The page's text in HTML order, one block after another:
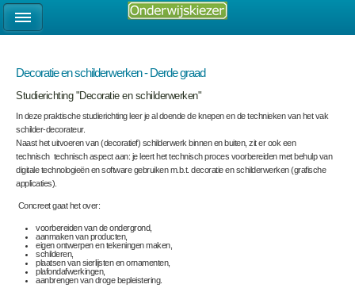
Decoratie en schilderwerken - Derde graad
Studierichting "Decoratie en schilderwerken"
In deze praktische studierichting leer je al doende de knepen en de technieken van het vak
schilder-decorateur.
Naast het uitvoeren van (decoratief) schilderwerk binnen en buiten, zit er ook een
technisch technisch aspect aan: je leert het technisch proces voorbereiden met behulp van
digitale technologieën en software gebruiken m.b.t. decoratie en schilderwerken (grafische
applicaties).
Concreet gaat het over:
voorbereiden van de ondergrond,
aanmaken van producten,
eigen ontwerpen en tekeningen maken,
schilderen,
plaatsen van sierlijsten en ornamenten,
plafondafwerkingen,
aanbrengen van droge bepleistering.